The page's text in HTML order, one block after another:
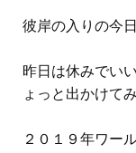
彼岸の入りの今
昨日は休みでい
ょっと出かけて
２０１９年ワー